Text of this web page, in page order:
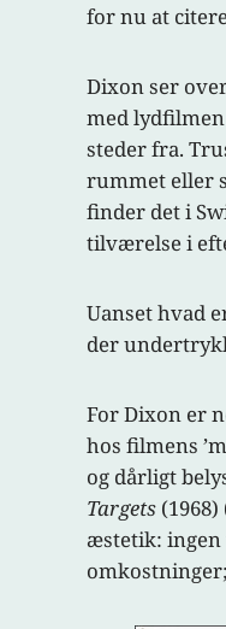
for nu at
Dixon ser
med
steder fra.
rummet eller
finder det i
tilværelse i
Uanset hvad
der
For Dixon er
hos filmens
og dårligt
Targets
æstetik: ingen